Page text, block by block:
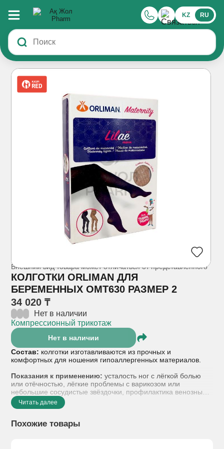
KZ RU
Внешний вид товара может отличаться от представленного
КОЛГОТКИ ORLIMAN ДЛЯ
БЕРЕМЕННЫХ ОМТ630 РАЗМЕР 2
34 020 ₸
Нет в наличии
Компрессионный трикотаж
Нет в наличии
Состав: колготки изготавливаются из прочных и
комфортных для ношения гипоаллергенных материалов.
Показания к применению: усталость ног с лёгкой болью
или отёчностью, лёгкие проблемы с варикозом или
небольшие сосудистые звёздочки, профилактика венозных
заболеваний.
с постели. Во время надевания вначале нужно
Читать далее
Похожие товары